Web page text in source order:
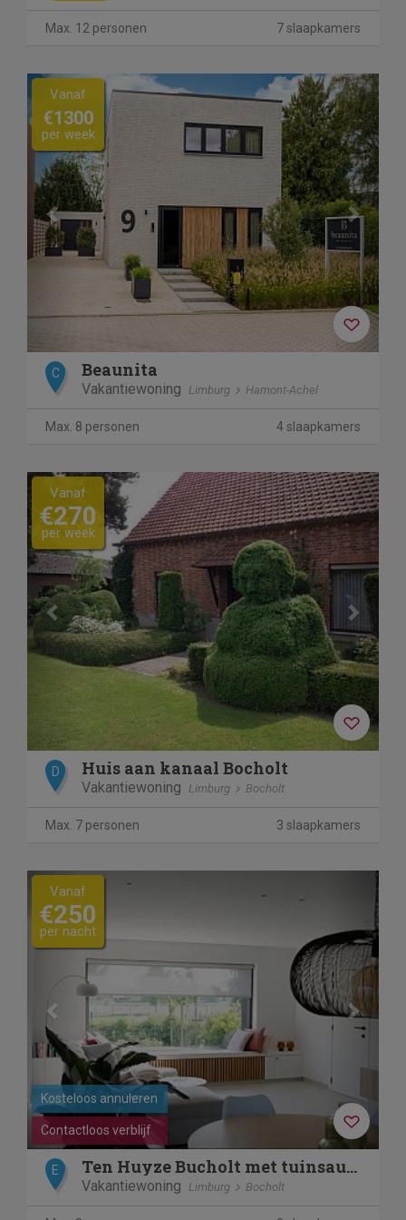
Max. 12 personen 7 slaapkamers
Previous Next
Vanaf
€1300
per week
C Beaunita
Vakantiewoning Limburg Hamont-Achel
Max. 8 personen 4 slaapkamers
Previous Next
Vanaf
€270
per week
D Huis aan kanaal Bocholt
Vakantiewoning Limburg Bocholt
Max. 7 personen 3 slaapkamers
Previous Next
Contactloos verblijf
Kosteloos annuleren
Vanaf
€250
per nacht
E Ten Huyze Bucholt met tuinsauna
Vakantiewoning Limburg Bocholt